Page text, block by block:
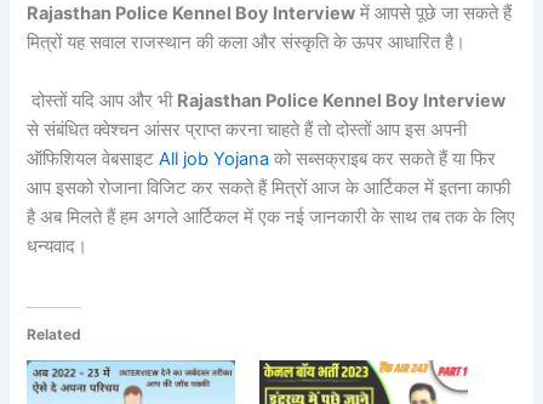
Rajasthan Police Kennel Boy Interview में आपसे पूछे जा सकते हैं
मित्रों यह सवाल राजस्थान की कला और संस्कृति के ऊपर आधारित है।
दोस्तों यदि आप और भी Rajasthan Police Kennel Boy Interview
से संबंधित क्वेश्चन आंसर प्राप्त करना चाहते हैं तो दोस्तों आप इस अपनी
ऑफिशियल वेबसाइट All job Yojana को सब्सक्राइब कर सकते हैं या फिर
आप इसको रोजाना विजिट कर सकते हैं मित्रों आज के आर्टिकल में इतना काफी
है अब मिलते हैं हम अगले आर्टिकल में एक नई जानकारी के साथ तब तक के लिए
धन्यवाद।
Related